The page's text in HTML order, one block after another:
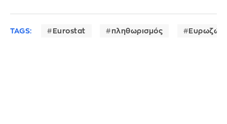
TAGS: Eurostat πληθωρισμός